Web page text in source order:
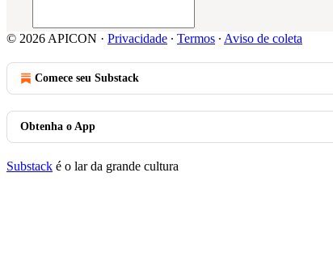
© 2026 APICON · Privacidade ∙ Termos ∙ Aviso de coleta
Comece seu Substack
Obtenha o App
Substack é o lar da grande cultura